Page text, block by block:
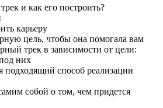
и как его построить?
карьеру
цель, чтобы она помогала вам
трек в зависимости от цели:
них
способ реализации
собой о том, чем придется